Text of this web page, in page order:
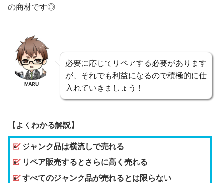
の商材です◎
MARU
必要に応じてリペアする必要があります
が、それでも利益になるので積極的に仕
入れていきましょう！
【よくわかる解説】
ジャンク品は横流しで売れる
リペア販売するとさらに高く売れる
すべてのジャンク品が売れるとは限らない